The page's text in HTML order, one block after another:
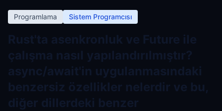
Programlama Sistem Programcısı
Rust'ta asenkronluk ve Future ile
çalışma nasıl yapılandırılmıştır?
async/await'in uygulanmasındaki
benzersiz özellikler nelerdir ve bu,
diğer dillerdeki benzer